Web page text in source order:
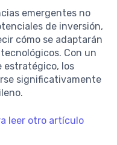
emergentes no
de inversión,
cómo se adaptarán
Con un
estratégico, los
significativamente
leer otro artículo